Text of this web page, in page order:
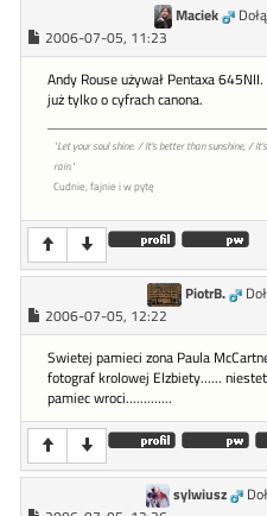
Maciek
2006-07-05, 11:23
Andy Rouse używał Pentaxa
już tylko o cyfrach canona.
"Let your soul shine. / It's better than sunshine, /
rain."
Cudnie, fajnie i w pytę
PiotrB.
2006-07-05, 12:22
Swietej pamieci zona Paula
fotograf krolowej Elzbiety......
pamiec wroci.............
sylwiusz